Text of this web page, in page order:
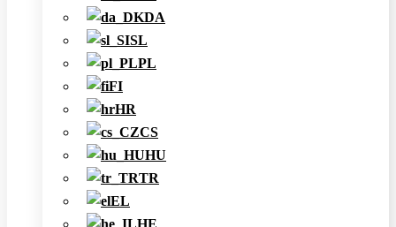
DA
SL
PL
FI
HR
CS
HU
TR
EL